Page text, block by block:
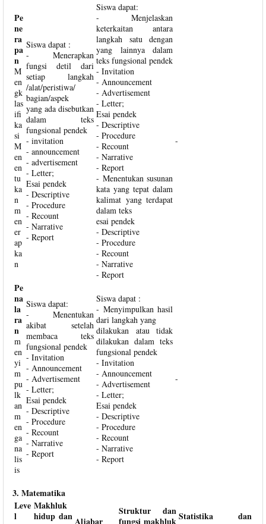
Pe
ne
ra
pa
n
M
en
gk
las
ifi
ka
si
M
en
en
tu
ka
n
m
en
er
ap
ka
n
Siswa dapat :
- Menerapkan
fungsi detil dari
setiap langkah
/alat/peristiwa/
bagian/aspek
yang ada disebutkan
dalam teks
fungsional pendek
- invitation
- announcement
- advertisement
- Letter;
Esai pendek
- Descriptive
- Procedure
- Recount
- Narrative
- Report
Siswa dapat:
- Menjelaskan
keterkaitan antara
langkah satu dengan
yang lainnya dalam
teks fungsional pendek
- Invitation
- Announcement
- Advertisement
- Letter;
Esai pendek
- Descriptive
- Procedure
- Recount
- Narrative
- Report
- Menentukan susunan
kata yang tepat dalam
kalimat yang terdapat
dalam teks
esai pendek
- Descriptive
- Procedure
- Recount
- Narrative
- Report
-
Pe
na
la
ra
n
m
en
yi
m
pu
lk
an
m
en
ga
na
lis
is
Siswa dapat:
- Menentukan
akibat setelah
membaca teks
fungsional pendek
- Invitation
- Announcement
- Advertisement
- Letter;
Esai pendek
- Descriptive
- Procedure
- Recount
- Narrative
- Report
Siswa dapat :
- Menyimpulkan hasil
dari langkah yang
dilakukan atau tidak
dilakukan dalam teks
fungsional pendek
- Invitation
- Announcement
- Advertisement
- Letter;
Esai pendek
- Descriptive
- Procedure
- Recount
- Narrative
- Report
-
3. Matematika
Leve
l
Makhluk
hidup dan Aljabar
Struktur dan
fungsi makhluk Statistika dan